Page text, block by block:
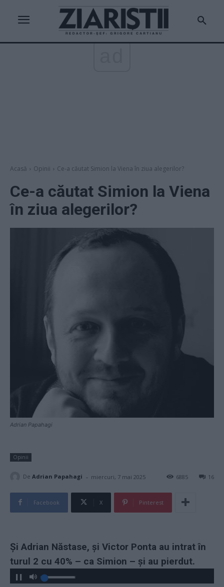
Acasă Opinii Ce-a căutat Simion la Viena în ziua alegerilor?
Ce-a căutat Simion la Viena
în ziua alegerilor?
Adrian Papahagi
Opinii
De Adrian Papahagi - miercuri, 7 mai 2025 16
6885
Facebook X Pinterest
Și Adrian Năstase, și Victor Ponta au intrat în
turul 2 cu 40% – ca Simion – și au pierdut.
Play